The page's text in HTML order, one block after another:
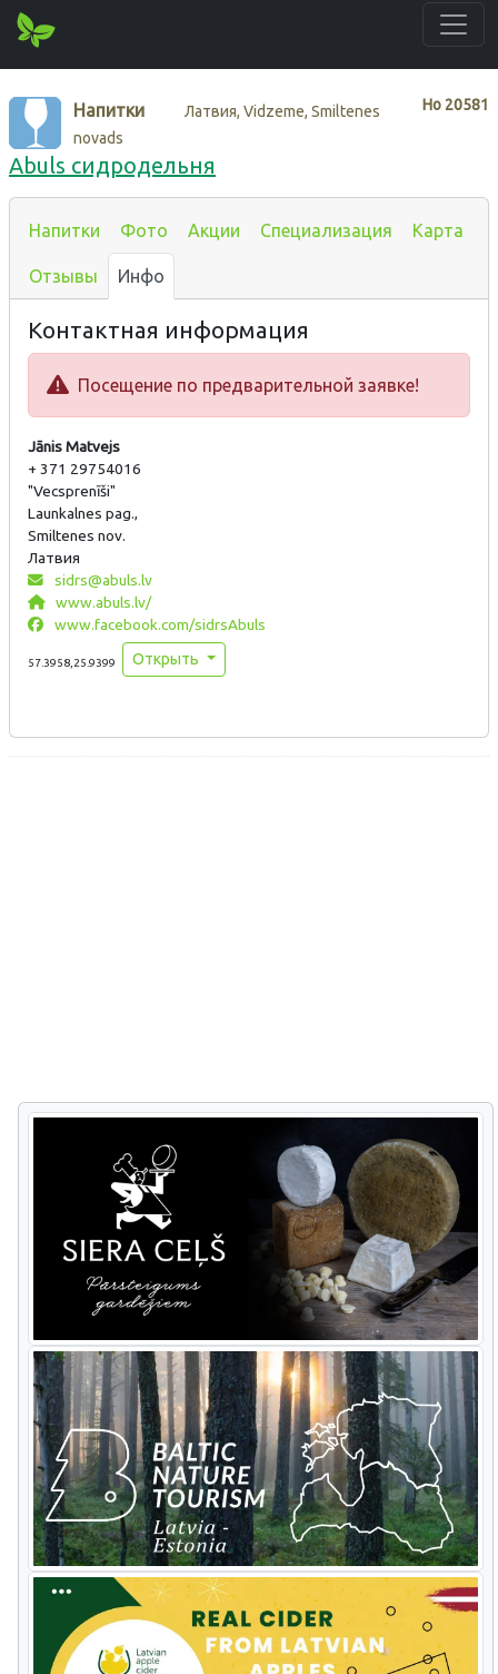
Нo 20581
Напитки
Латвия, Vidzeme, Smiltenes
novads
Abuls сидродельня
Напитки Фото Акции Специализация Карта
Отзывы Инфо
Контактная информация
Посещение по предварительной заявке!
Jānis Matvejs
+ 371 29754016
"Vecsprenīši"
Launkalnes pag.,
Smiltenes nov.
Латвия
sidrs@abuls.lv
www.abuls.lv/
www.facebook.com/sidrsAbuls
57.3958,25.9399 Открыть